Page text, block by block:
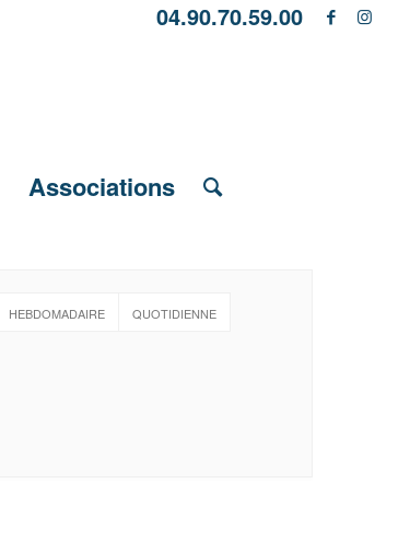
04.90.70.59.00
Associations
HEBDOMADAIRE QUOTIDIENNE